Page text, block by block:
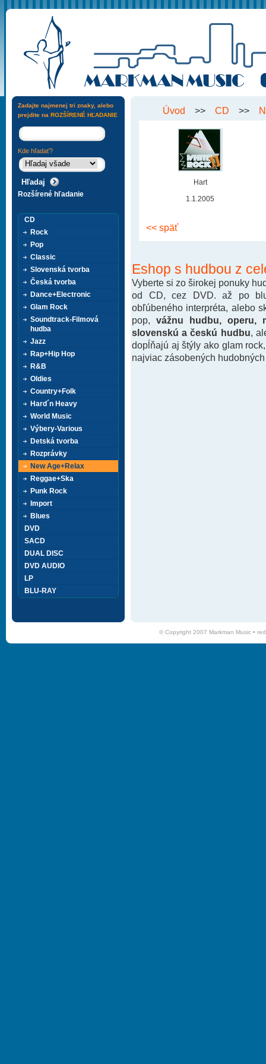
Úvod >> CD >>
Hart
1.1.2005
<< späť
Eshop s hudbou z
Vyberte si zo širokej ponuky
od CD, cez DVD. až po
obľúbeného interpréta, alebo
pop, vážnu hudbu, operu,
slovenskú a českú hudbu ,
dopĺňajú aj štýly ako glam
najviac zásobených
Zadajte najmenej tri znaky, alebo
prejdite na ROZŠÍRENÉ HĽADANIE
Kde hľadať?
Rozšírené hľadanie
CD
Rock
Pop
Classic
Slovenská tvorba
Česká tvorba
Dance+Electronic
Glam Rock
Soundtrack-Filmová
hudba
Jazz
Rap+Hip Hop
R&B
Oldies
Country+Folk
Hard´n Heavy
World Music
Výbery-Various
Detská tvorba
Rozprávky
New Age+Relax
Reggae+Ska
Punk Rock
Import
Blues
DVD
SACD
DUAL DISC
DVD AUDIO
LP
BLU-RAY
© Copyright 2007 Markman Music •